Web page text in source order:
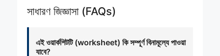
সাধারণ জিজ্ঞাসা (FAQs)
এই ওয়ার্কশিটটি (worksheet) কি সম্পূর্ণ বিনামূল্যে পাওয়া
যাবে?